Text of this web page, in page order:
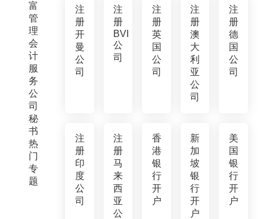
富
管
理
会
计
服
务
公
司
秘
书
热
门
专
题
注
册
开
曼
公
司
注
册
BVI
公
司
注
册
英
国
公
司
注
册
澳
大
利
亚
公
司
注
册
德
国
公
司
注
册
印
度
公
司
注
册
马
来
西
亚
公
香
港
银
行
开
户
新
加
坡
银
行
开
户
美
国
银
行
开
户